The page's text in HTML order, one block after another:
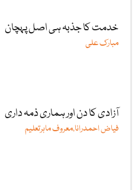
خدمت کا جذبہ ہی اصل پہچان
مبارک علی
آزادی کا دن اور ہماری ذمہ داری
فیاض احمدرانا،معروف ماہرتعلیم